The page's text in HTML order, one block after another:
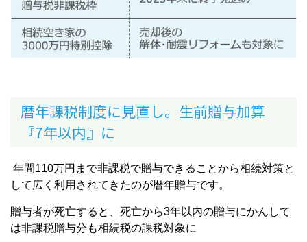
暦年課税制度に見直し。生前贈与加算
『7年以内』に
年間110万円まで非課税で贈与できることから相続対策と
して広く利用されてきたのが暦年贈与です。
贈与者が死亡すると、死亡から3年以内の贈与にかんして
は非課税贈与分も相続税の課税対象に